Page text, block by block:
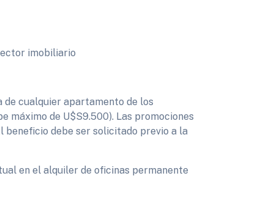
imobiliario
de cualquier apartamento de los
máximo de U$S9.500). Las promociones
beneficio debe ser solicitado previo a la
en el alquiler de oficinas permanente